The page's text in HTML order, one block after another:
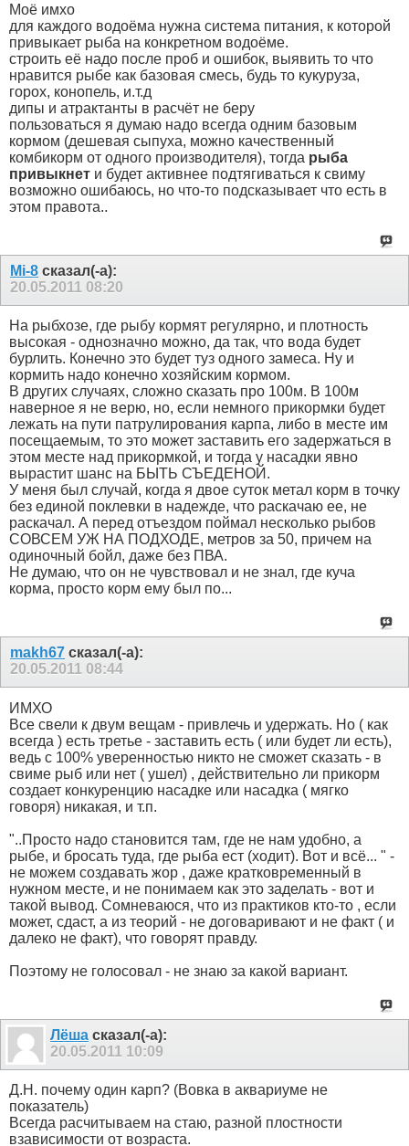
Моё имхо
для каждого водоёма нужна система питания, к которой
привыкает рыба на конкретном водоёме.
строить её надо после проб и ошибок, выявить то что
нравится рыбе как базовая смесь, будь то кукуруза,
горох, конопель, и.т.д
дипы и атрактанты в расчёт не беру
пользоваться я думаю надо всегда одним базовым
кормом (дешевая сыпуха, можно качественный
комбикорм от одного производителя), тогда рыба
привыкнет и будет активнее подтягиваться к свиму
возможно ошибаюсь, но что-то подсказывает что есть в
этом правота..
Mi-8 сказал(-а):
20.05.2011 08:20
На рыбхозе, где рыбу кормят регулярно, и плотность
высокая - однозначно можно, да так, что вода будет
бурлить. Конечно это будет туз одного замеса. Ну и
кормить надо конечно хозяйским кормом.
В других случаях, сложно сказать про 100м. В 100м
наверное я не верю, но, если немного прикормки будет
лежать на пути патрулирования карпа, либо в месте им
посещаемым, то это может заставить его задержаться в
этом месте над прикормкой, и тогда у насадки явно
вырастит шанс на БЫТЬ СЪЕДЕНОЙ.
У меня был случай, когда я двое суток метал корм в точку
без единой поклевки в надежде, что раскачаю ее, не
раскачал. А перед отъездом поймал несколько рыбов
СОВСЕМ УЖ НА ПОДХОДЕ, метров за 50, причем на
одиночный бойл, даже без ПВА.
Не думаю, что он не чувствовал и не знал, где куча
корма, просто корм ему был по...
makh67 сказал(-а):
20.05.2011 08:44
ИМХО
Все свели к двум вещам - привлечь и удержать. Но ( как
всегда ) есть третье - заставить есть ( или будет ли есть),
ведь с 100% уверенностью никто не сможет сказать - в
свиме рыб или нет ( ушел) , действительно ли прикорм
создает конкуренцию насадке или насадка ( мягко
говоря) никакая, и т.п.
"..Просто надо становится там, где не нам удобно, а
рыбе, и бросать туда, где рыба ест (ходит). Вот и всё... " -
не можем создавать жор , даже кратковременный в
нужном месте, и не понимаем как это заделать - вот и
такой вывод. Сомневаюся, что из практиков кто-то , если
может, сдаст, а из теорий - не договаривают и не факт ( и
далеко не факт), что говорят правду.
Поэтому не голосовал - не знаю за какой вариант.
Лёша сказал(-а):
20.05.2011 10:09
Д.Н. почему один карп? (Вовка в аквариуме не
показатель)
Всегда расчитываем на стаю, разной плостности
взависимости от возраста.